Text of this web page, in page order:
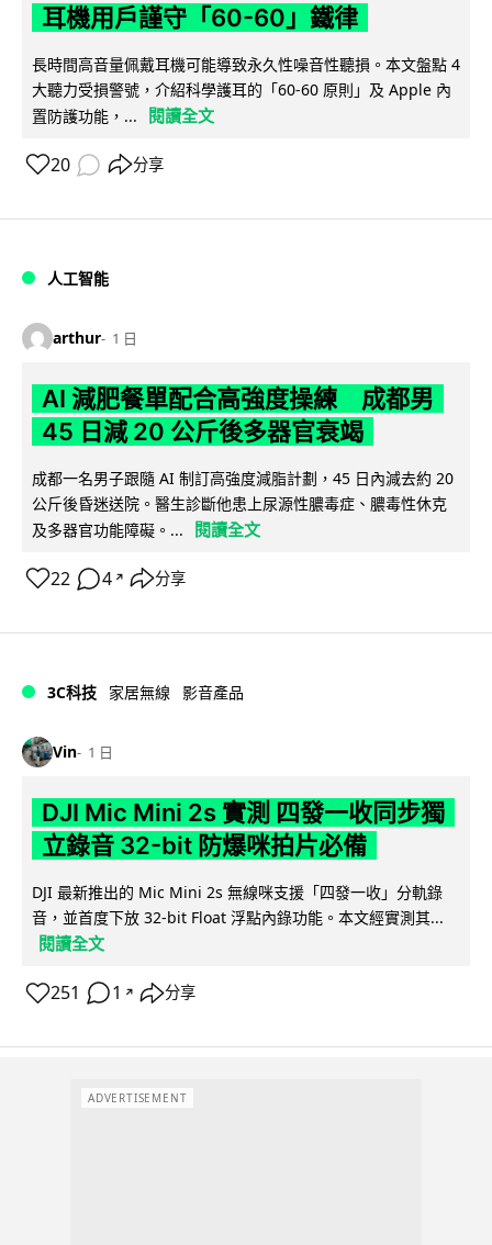
耳機用戶謹守「60-60」鐵律
長時間高音量佩戴耳機可能導致永久性噪音性聽損。本文盤點 4
大聽力受損警號，介紹科學護耳的「60-60 原則」及 Apple 內
置防護功能，...
閱讀全文
20 分享
人工智能
arthur 1 日
AI 減肥餐單配合高強度操練 成都男
45 日減 20 公斤後多器官衰竭
成都一名男子跟隨 AI 制訂高強度減脂計劃，45 日內減去約 20
公斤後昏迷送院。醫生診斷他患上尿源性膿毒症、膿毒性休克
及多器官功能障礙。...
閱讀全文
22 4 ↗ 分享
3C科技 家居無線 影音產品
Vin 1 日
DJI Mic Mini 2s 實測 四發一收同步獨
立錄音 32-bit 防爆咪拍片必備
DJI 最新推出的 Mic Mini 2s 無線咪支援「四發一收」分軌錄
音，並首度下放 32-bit Float 浮點內錄功能。本文經實測其...
閱讀全文
251 1 ↗ 分享
ADVERTISEMENT